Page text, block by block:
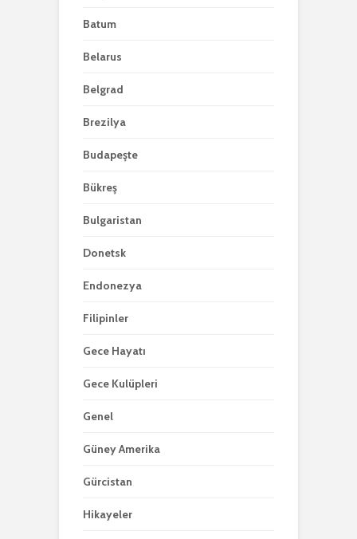
Batum
Belarus
Belgrad
Brezilya
Budapeşte
Bükreş
Bulgaristan
Donetsk
Endonezya
Filipinler
Gece Hayatı
Gece Kulüpleri
Genel
Güney Amerika
Gürcistan
Hikayeler